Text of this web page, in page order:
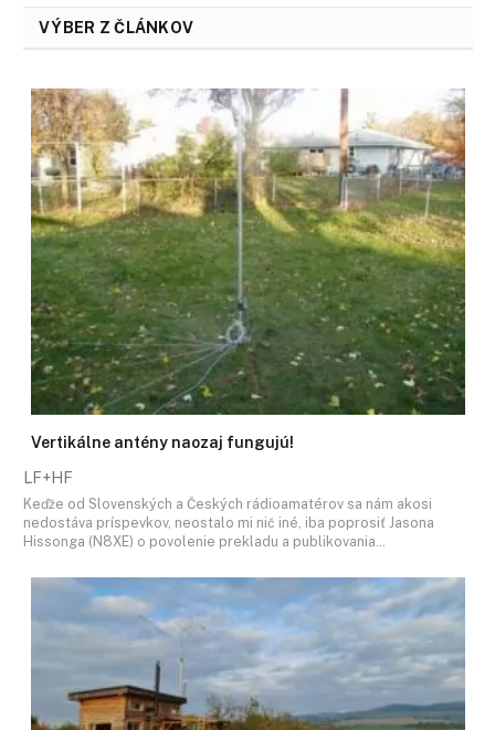
VÝBER Z ČLÁNKOV
Vertikálne antény naozaj fungujú!
LF+HF
Keďže od Slovenských a Českých rádioamatérov sa nám akosi
nedostáva príspevkov, neostalo mi nič iné, iba poprosiť Jasona
Hissonga (N8XE) o povolenie prekladu a publikovania…